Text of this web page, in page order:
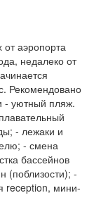
от аэропорта
недалеко от
Рекомендовано
- уютный пляж.
- лежаки и
- смена
бассейнов
(поблизости); -
reception, мини-